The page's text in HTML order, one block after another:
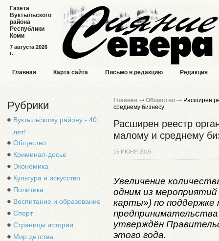
7 августа 2026
г.
Газета
Вуктыльского
района
Республики
Коми
Главная Карта сайта Письмо в редакцию Редакция
Рубрики
Вуктыльскому району - 40
лет!
Общество
Криминал-досье
Экономика
Культура и искусство
Политика
Воспитание и образование
Спорт
Страницы истории
Мир детства
Главная Общество
Расширен
среднему бизнесу
Расширен реестр
малому и среднему
15 ИЮНЯ 2016
Увеличение
одним из мероприятий
карты») по поддержке
утверждён
этого года.